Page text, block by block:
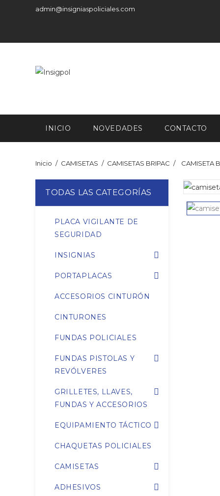
admin@insigniaspoliciales.com
INICIO NOVEDADES CONTACTO
Inicio CAMISETAS CAMISETAS BRIPAC CAMISETA
TODAS LAS CATEGORÍAS
PLACA VIGILANTE DE
SEGURIDAD
INSIGNIAS
PORTAPLACAS
ACCESORIOS CINTURÓN
CINTURONES
FUNDAS POLICIALES
FUNDAS PISTOLAS Y
REVÓLVERES
GRILLETES, LLAVES,
FUNDAS Y ACCESORIOS
EQUIPAMIENTO TÁCTICO
CHAQUETAS POLICIALES
CAMISETAS
ADHESIVOS